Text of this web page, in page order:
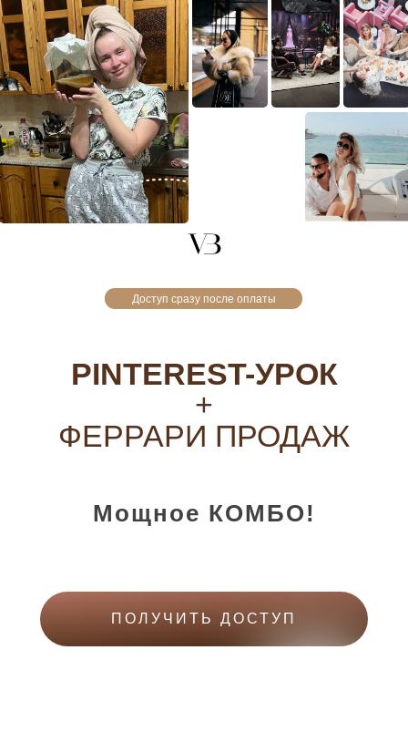
PINTEREST-УРОК
+
ФЕРРАРИ ПРОДАЖ
ПОЛУЧИТЬ ДОСТУП
Мощное КОМБО!
Доступ сразу после оплаты